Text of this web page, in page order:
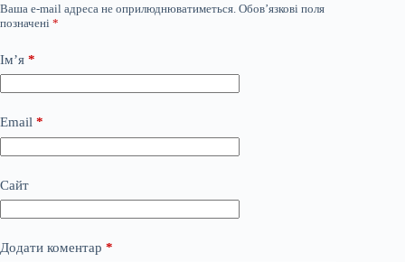
Ваша e-mail адреса не оприлюднюватиметься. Обов’язкові поля
позначені *
Ім’я *
Email *
Сайт
Додати коментар *